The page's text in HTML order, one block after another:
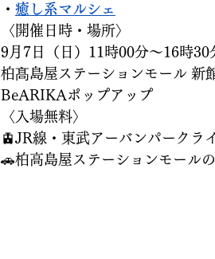
・ 癒し系マルシェ
〈開催日時・場所〉
9月7日（日）11時00分〜16時30
柏髙島屋ステーションモール 新
BeARIKAポップアップ
〈入場無料〉
🚊JR線・東武アーバンパークラ
🚗柏高島屋ステーションモール